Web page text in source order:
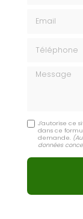
Message
J'autorise ce
dans ce
demande.
données